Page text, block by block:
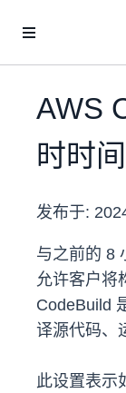
AWS
时时
发布于:
与之前的 8
允许客户将
CodeBuild
译源代码、
此设置表示